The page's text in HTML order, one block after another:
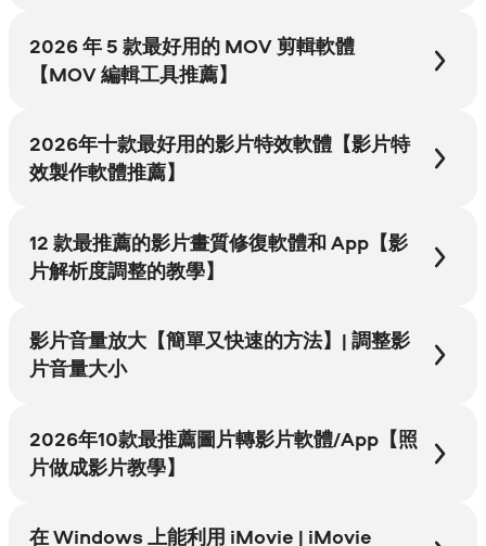
2026 年 5 款最好用的 MOV 剪輯軟體
【MOV 編輯工具推薦】
2026年十款最好用的影片特效軟體【影片特
效製作軟體推薦】
12 款最推薦的影片畫質修復軟體和 App【影
片解析度調整的教學】
影片音量放大【簡單又快速的方法】| 調整影
片音量大小
2026年10款最推薦圖片轉影片軟體/App【照
片做成影片教學】
在 Windows 上能利用 iMovie | iMovie